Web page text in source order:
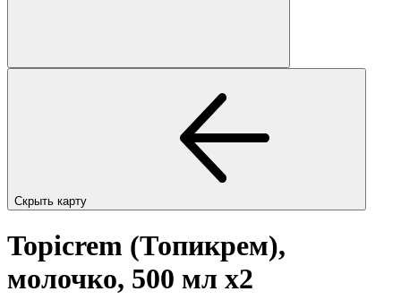
Скрыть карту
Topicrem (Топикрем),
молочко, 500 мл x2